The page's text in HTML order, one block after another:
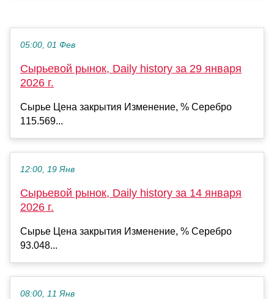
05:00, 01 Фев
Сырьевой рынок, Daily history за 29 января
2026 г.
Сырье Цена закрытия Изменение, % Серебро
115.569...
12:00, 19 Янв
Сырьевой рынок, Daily history за 14 января
2026 г.
Сырье Цена закрытия Изменение, % Серебро
93.048...
08:00, 11 Янв